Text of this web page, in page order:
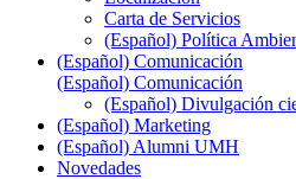
Carta de Servicios
(Español) Política
(Español) Comunicación
(Español) Comunicación
(Español) Divulgación
(Español) Marketing
(Español) Alumni UMH
Novedades